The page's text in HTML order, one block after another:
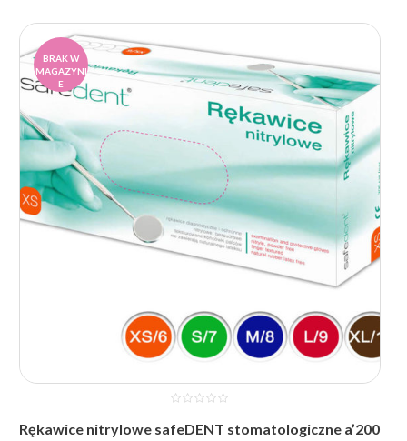
cen:
od
18,51 zł
do
21,60 zł
BRAK W
MAGAZYNI
E
Rękawice nitrylowe safeDENT stomatologiczne a’200